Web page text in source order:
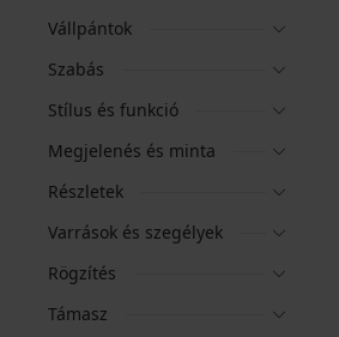
Vállpántok
Szabás
Stílus és funkció
Megjelenés és minta
Részletek
Varrások és szegélyek
Rögzítés
Támasz